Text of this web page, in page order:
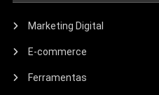
Marketing Digital
E-commerce
Ferramentas